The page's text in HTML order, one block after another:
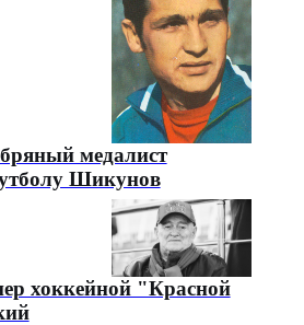
медалист
Шикунов
хоккейной "Красной